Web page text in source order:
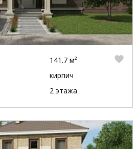
141.7 м²
кирпич
2 этажа